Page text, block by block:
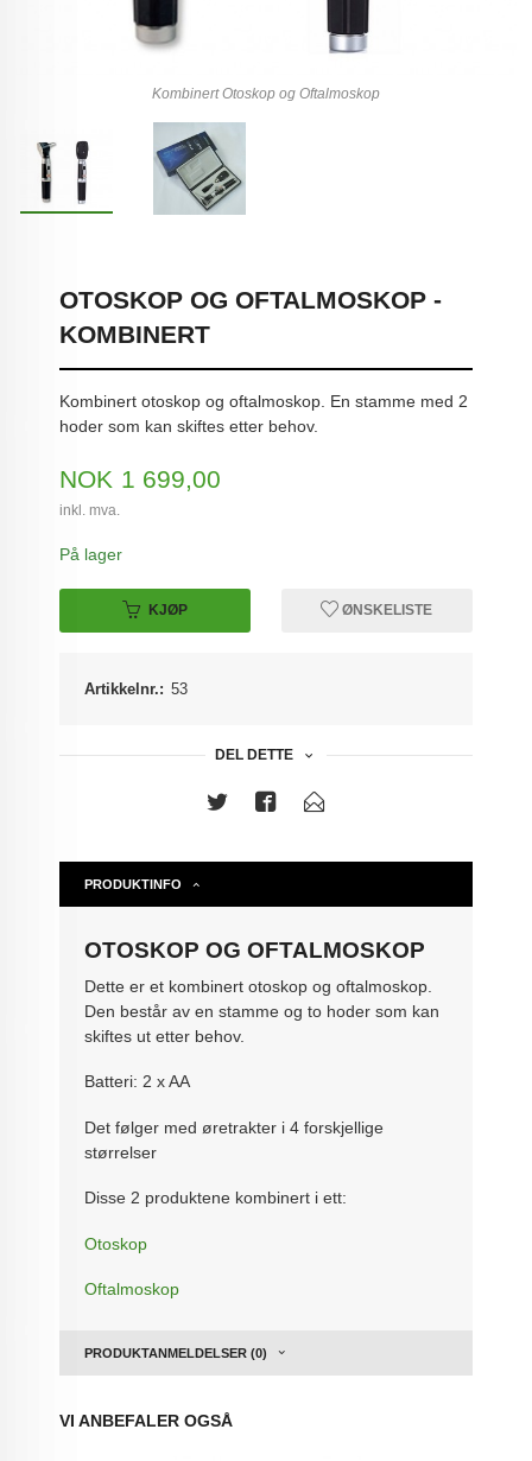
Kombinert Otoskop og Oftalmoskop
OTOSKOP OG OFTALMOSKOP -
KOMBINERT
Kombinert otoskop og oftalmoskop. En stamme med 2
hoder som kan skiftes etter behov.
Pris
NOK 1 699,00
inkl. mva.
På lager
KJØP ØNSKELISTE
Artikkelnr.: 53
DEL DETTE
PRODUKTINFO
OTOSKOP OG OFTALMOSKOP
Dette er et kombinert otoskop og oftalmoskop.
Den består av en stamme og to hoder som kan
skiftes ut etter behov.
Batteri: 2 x AA
Det følger med øretrakter i 4 forskjellige
størrelser
Disse 2 produktene kombinert i ett:
Otoskop
Oftalmoskop
PRODUKTANMELDELSER (0)
VI ANBEFALER OGSÅ